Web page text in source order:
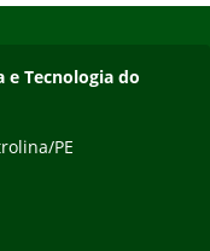
e Tecnologia do
PE